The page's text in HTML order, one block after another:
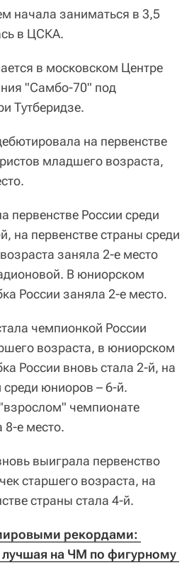
начала заниматься в 3,5
в ЦСКА.
в московском Центре
"Самбо-70" под
Тутберидзе.
на первенстве
младшего возраста,
первенстве России среди
на первенстве страны среди
заняла 2-е место
В юниорском
России заняла 2-е место.
чемпионкой России
возраста, в юниорском
России вновь стала 2-й, на
среди юниоров – 6-й.
чемпионате
8-е место.
выиграла первенство
старшего возраста, на
страны стала 4-й.
рекордами:
на ЧМ по фигурному